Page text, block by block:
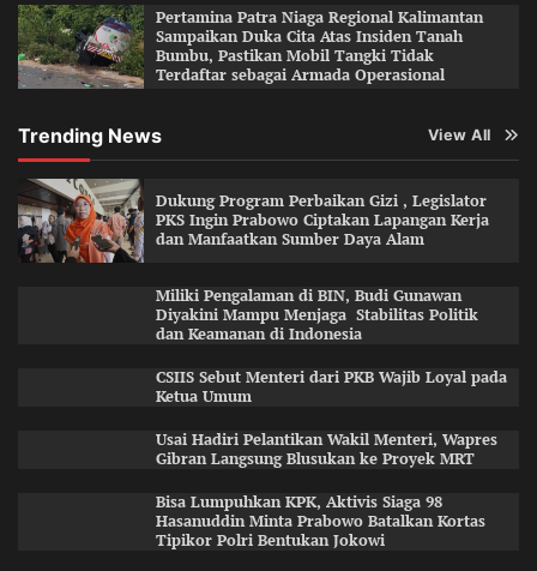
Pertamina Patra Niaga Regional Kalimantan
Sampaikan Duka Cita Atas Insiden Tanah
Bumbu, Pastikan Mobil Tangki Tidak
Terdaftar sebagai Armada Operasional
Trending News View All
Dukung Program Perbaikan Gizi , Legislator
PKS Ingin Prabowo Ciptakan Lapangan Kerja
dan Manfaatkan Sumber Daya Alam
Miliki Pengalaman di BIN, Budi Gunawan
Diyakini Mampu Menjaga Stabilitas Politik
dan Keamanan di Indonesia
CSIIS Sebut Menteri dari PKB Wajib Loyal pada
Ketua Umum
Usai Hadiri Pelantikan Wakil Menteri, Wapres
Gibran Langsung Blusukan ke Proyek MRT
Bisa Lumpuhkan KPK, Aktivis Siaga 98
Hasanuddin Minta Prabowo Batalkan Kortas
Tipikor Polri Bentukan Jokowi